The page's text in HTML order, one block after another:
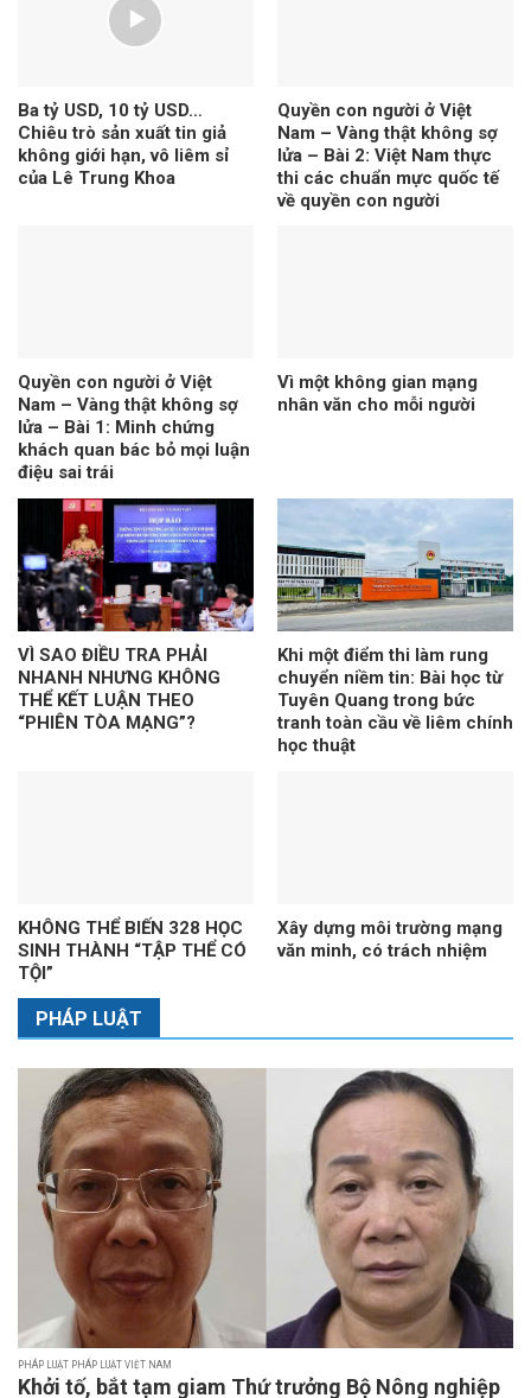
Ba tỷ USD, 10 tỷ USD…
Chiêu trò sản xuất tin giả
không giới hạn, vô liêm sỉ
của Lê Trung Khoa
Quyền con người ở Việt
Nam – Vàng thật không sợ
lửa – Bài 2: Việt Nam thực
thi các chuẩn mực quốc tế
về quyền con người
Quyền con người ở Việt
Nam – Vàng thật không sợ
lửa – Bài 1: Minh chứng
khách quan bác bỏ mọi luận
điệu sai trái
Vì một không gian mạng
nhân văn cho mỗi người
VÌ SAO ĐIỀU TRA PHẢI
NHANH NHƯNG KHÔNG
THỂ KẾT LUẬN THEO
“PHIÊN TÒA MẠNG”?
Khi một điểm thi làm rung
chuyển niềm tin: Bài học từ
Tuyên Quang trong bức
tranh toàn cầu về liêm chính
học thuật
KHÔNG THỂ BIẾN 328 HỌC
SINH THÀNH “TẬP THỂ CÓ
TỘI”
Xây dựng môi trường mạng
văn minh, có trách nhiệm
PHÁP LUẬT
PHÁP LUẬT PHÁP LUẬT VIỆT NAM
Khởi tố, bắt tạm giam Thứ trưởng Bộ Nông nghiệp